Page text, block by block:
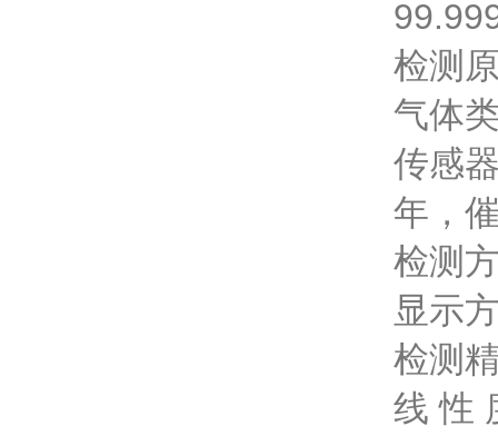
检测
气体
传感
年，
检测
显示
检测
线 性